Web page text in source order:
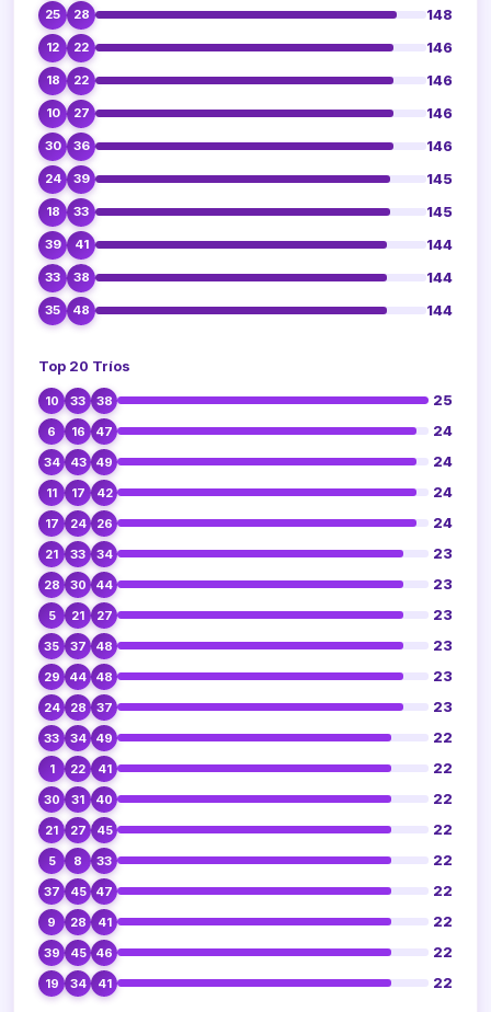
25 28 148
12 22 146
18 22 146
10 27 146
30 36 146
24 39 145
18 33 145
39 41 144
33 38 144
35 48 144
Top 20 Tríos
10 33 38 25
6 16 47 24
34 43 49 24
11 17 42 24
17 24 26 24
21 33 34 23
28 30 44 23
5 21 27 23
35 37 48 23
29 44 48 23
24 28 37 23
33 34 49 22
1 22 41 22
30 31 40 22
21 27 45 22
5 8 33 22
37 45 47 22
9 28 41 22
39 45 46 22
19 34 41 22